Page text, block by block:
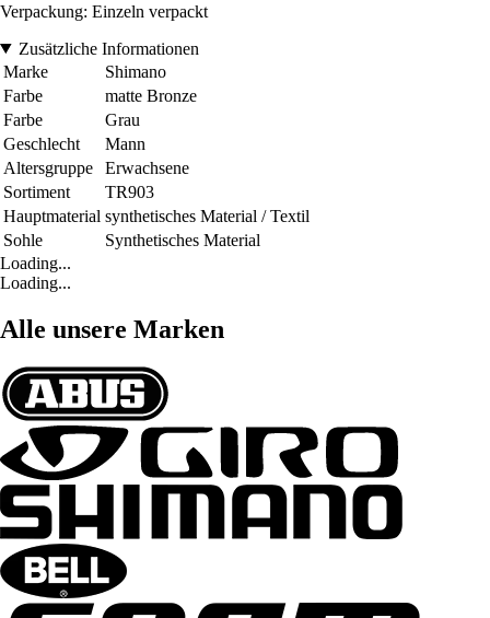
Verpackung: Einzeln verpackt
Zusätzliche Informationen
Marke
Shimano
Farbe
matte Bronze
Farbe
Grau
Geschlecht
Mann
Altersgruppe
Erwachsene
Sortiment
TR903
Hauptmaterial synthetisches Material / Textil
Sohle
Synthetisches Material
Loading...
Loading...
Alle unsere Marken